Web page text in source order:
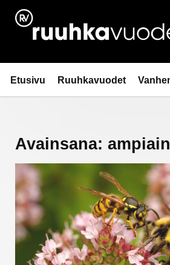
Siirry
sisältöön
Ruuhkavuodet.fi
Etusivu Ruuhkavuodet
Avainsana: